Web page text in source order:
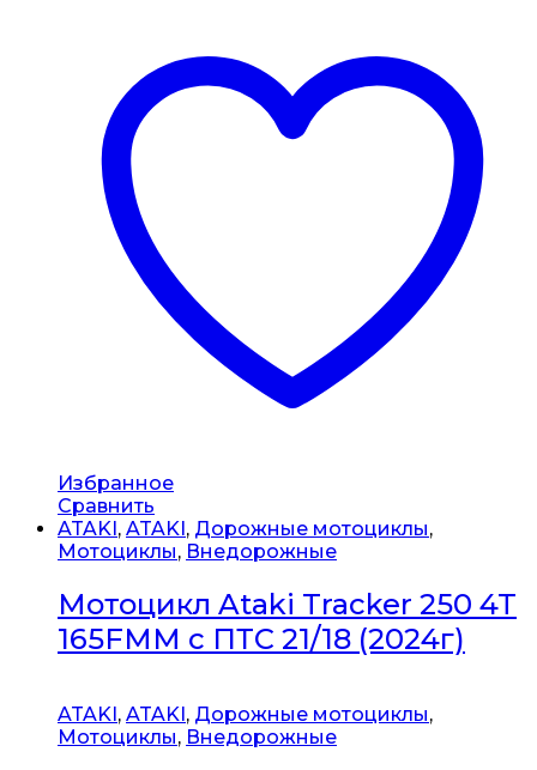
Избранное
Сравнить
ATAKI , ATAKI , Дорожные мотоциклы,
Мотоциклы, Внедорожные
Мотоцикл Ataki Tracker 250 4T
165FMM с ПТС 21/18 (2024г)
ATAKI, ATAKI, Дорожные мотоциклы,
Мотоциклы, Внедорожные